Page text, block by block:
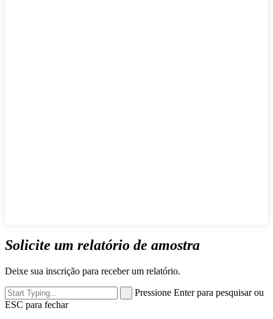
Solicite um relatório de amostra
Deixe sua inscrição para receber um relatório.
Pressione Enter para pesquisar ou
ESC para fechar